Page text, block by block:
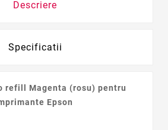
Descriere
Specificatii
refill Magenta (rosu) pentru
Epson